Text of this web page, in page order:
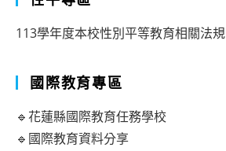
113學年度本校性別平等教育相關法規
國際教育專區
🔹花蓮縣國際教育任務學校
🔹國際教育資料分享